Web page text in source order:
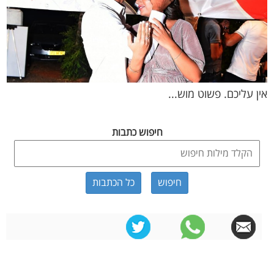
אין עליכם. פשוט מוש...
חיפוש כתבות
כל הכתבות